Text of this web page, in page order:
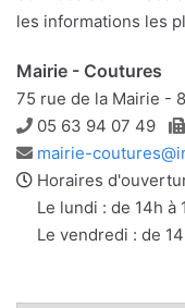
les informations les
Mairie - Coutures
75 rue de la Mairie -
Téléphone
05 63 94 07 49
Adresse
e-
mail
mairie-
Horaires
Le lundi : de 14h à
Le vendredi : de